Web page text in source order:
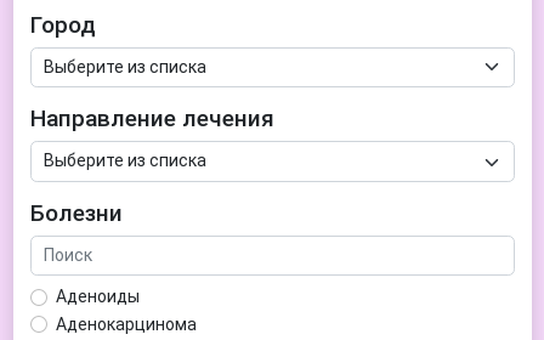
Город
Направление лечения
Болезни
Аденоиды
Аденокарцинома